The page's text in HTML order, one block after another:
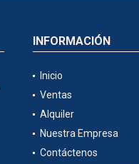
INFORMACIÓN
Inicio
Ventas
Alquiler
Nuestra Empresa
Contáctenos